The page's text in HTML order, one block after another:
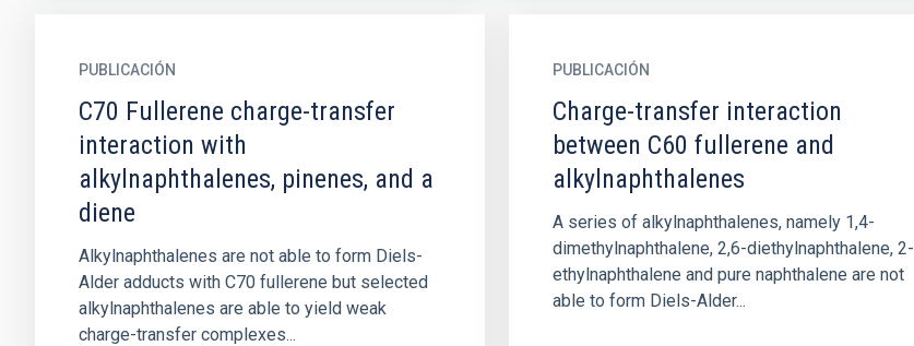
PUBLICACIÓN
C70 Fullerene charge-transfer
interaction with
alkylnaphthalenes, pinenes, and a
diene
Alkylnaphthalenes are not able to form Diels-
Alder adducts with C70 fullerene but selected
alkylnaphthalenes are able to yield weak
charge-transfer complexes...
PUBLICACIÓN
Charge-transfer interaction
between C60 fullerene and
alkylnaphthalenes
A series of alkylnaphthalenes, namely 1,4-
dimethylnaphthalene, 2,6-diethylnaphthalene, 2-
ethylnaphthalene and pure naphthalene are not
able to form Diels-Alder...